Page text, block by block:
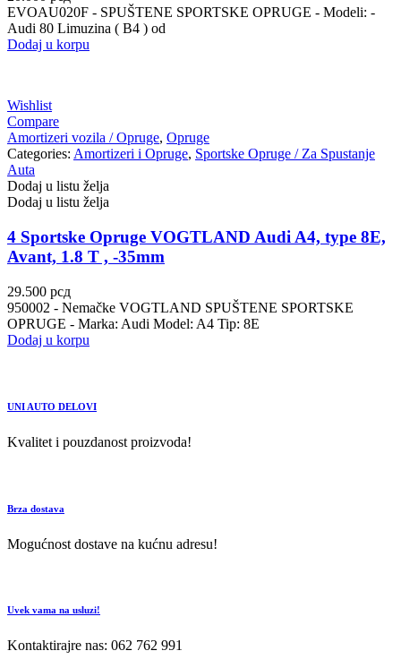
EVOAU020F - SPUŠTENE SPORTSKE OPRUGE - Modeli: -
Audi 80 Limuzina ( B4 ) od
Dodaj u korpu
Wishlist
Compare
Amortizeri vozila / Opruge, Opruge
Categories: Amortizeri i Opruge, Sportske Opruge / Za Spustanje
Auta
Dodaj u listu želja
Dodaj u listu želja
4 Sportske Opruge VOGTLAND Audi A4, type 8E,
Avant, 1.8 T , -35mm
29.500 рсд
950002 - Nemačke VOGTLAND SPUŠTENE SPORTSKE
OPRUGE - Marka: Audi Model: A4 Tip: 8E
Dodaj u korpu
UNI AUTO DELOVI
Kvalitet i pouzdanost proizvoda!
Brza dostava
Mogućnost dostave na kućnu adresu!
Uvek vama na usluzi!
Kontaktirajre nas: 062 762 991